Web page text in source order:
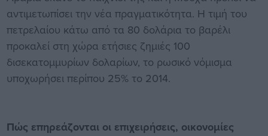
αντιμετωπίσει την νέα πραγματικότητα. Η τιμή του
πετρελαίου κάτω από τα 80 δολάρια το βαρέλι
προκαλεί στη χώρα ετήσιες ζημιές 100
δισεκατομμυρίων δολαρίων, το ρωσικό νόμισμα
υποχωρήσει περίπου 25% το 2014.
Πώς επηρεάζονται οι επιχειρήσεις, οικονομίες